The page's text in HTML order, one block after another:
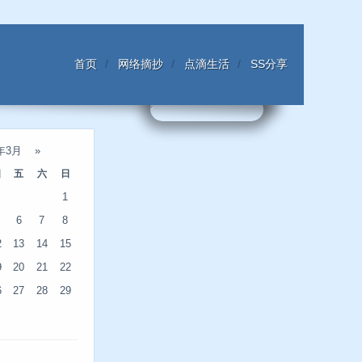
首页 网络摘抄 点滴生活 SS分享
3月
»
五 六 日
1
6 7 8
13 14 15
20 21 22
27 28 29